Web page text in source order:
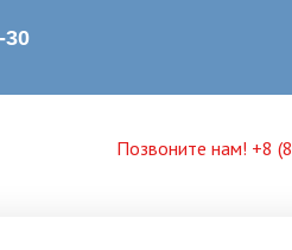
Позвоните нам! +8